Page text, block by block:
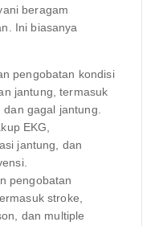
beragam
Ini biasanya
pengobatan kondisi
jantung, termasuk
dan gagal jantung.
EKG,
jantung, dan
pengobatan
stroke,
dan multiple